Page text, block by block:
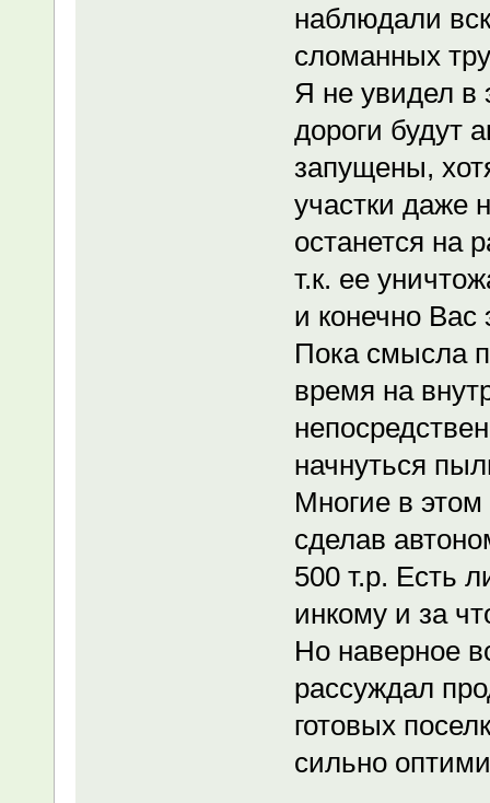
наблюдали
сломанных
Я не увидел в
дороги будут
запущены,
участки даже
останется на
т.к. ее
и конечно Вас
Пока смысла
время на
начнуться
Многие в этом
сделав
500 т.р. Есть
инкому и за
Но наверное
рассуждал
готовых
сильно